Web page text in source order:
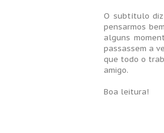
O subtítulo
pensarmos
alguns
passassem a
que todo o
amigo.
Boa leitura!